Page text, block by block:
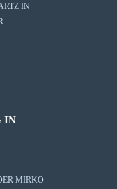
IN
IN
MIRKO